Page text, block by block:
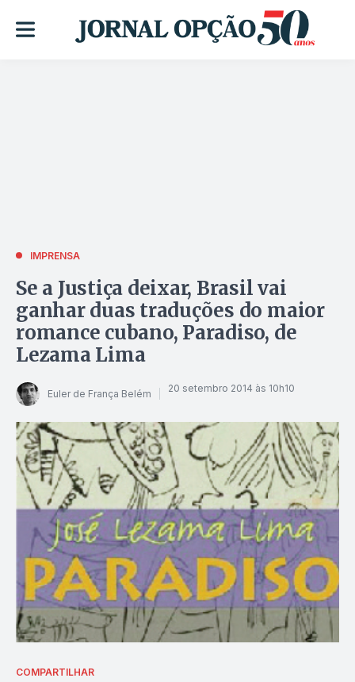
IMPRENSA
Se a Justiça deixar, Brasil vai
ganhar duas traduções do maior
romance cubano, Paradiso, de
Lezama Lima
Euler de França Belém 20 setembro 2014 às 10h10
COMPARTILHAR